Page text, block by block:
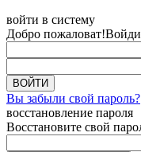
войти в систему
Добро пожаловат!
Вы забыли свой пароль?
восстановление пароля
Восстановите свой